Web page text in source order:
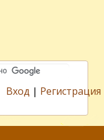
Вход | Регистрация